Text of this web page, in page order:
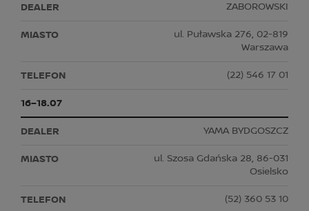
ZABOROWSKI
ul. Puławska 276, 02-819
Warszawa
(22) 546 17 01
16–18.07
YAMA BYDGOSZCZ
ul. Szosa Gdańska 28, 86-031
Osielsko
(52) 360 53 10